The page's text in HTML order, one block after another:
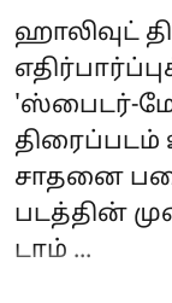
ஹாலிவுட்
'ஸ்பைடர்-
சாதனை
படத்தின்
டாம் ...